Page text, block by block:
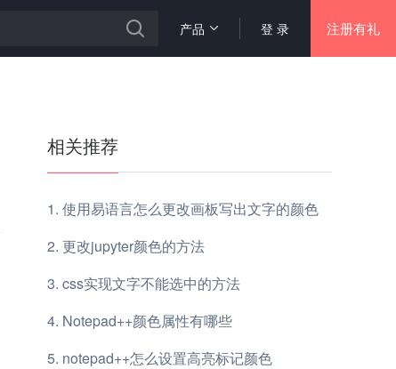
登 录 注册有礼
产品
相关推荐
使用易语言怎么更改画板写出文字的颜色
更改jupyter颜色的方法
css实现文字不能选中的方法
Notepad++颜色属性有哪些
notepad++怎么设置高亮标记颜色